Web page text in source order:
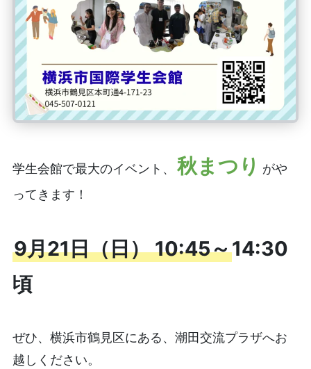
学生会館で最大のイベント、 秋まつり がや
ってきます！
9月21日（日） 10:45～14:30
頃
ぜひ、横浜市鶴見区にある、潮田交流プラザへお
越しください。